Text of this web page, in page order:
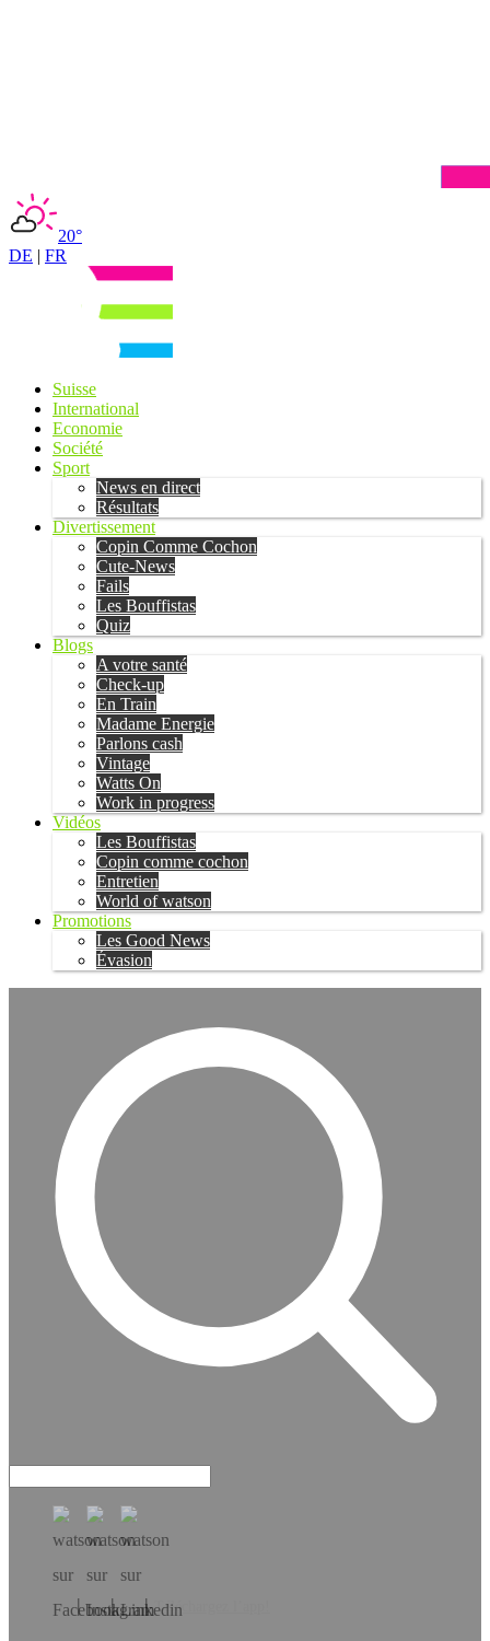
20°
DE | FR
Suisse
International
Economie
Société
Sport
News en direct
Résultats
Divertissement
Copin Comme Cochon
Cute-News
Fails
Les Bouffistas
Quiz
Blogs
A votre santé
Check-up
En Train
Madame Energie
Parlons cash
Vintage
Watts On
Work in progress
Vidéos
Les Bouffistas
Copin comme cochon
Entretien
World of watson
Promotions
Les Good News
Évasion
Téléchargez l’app!